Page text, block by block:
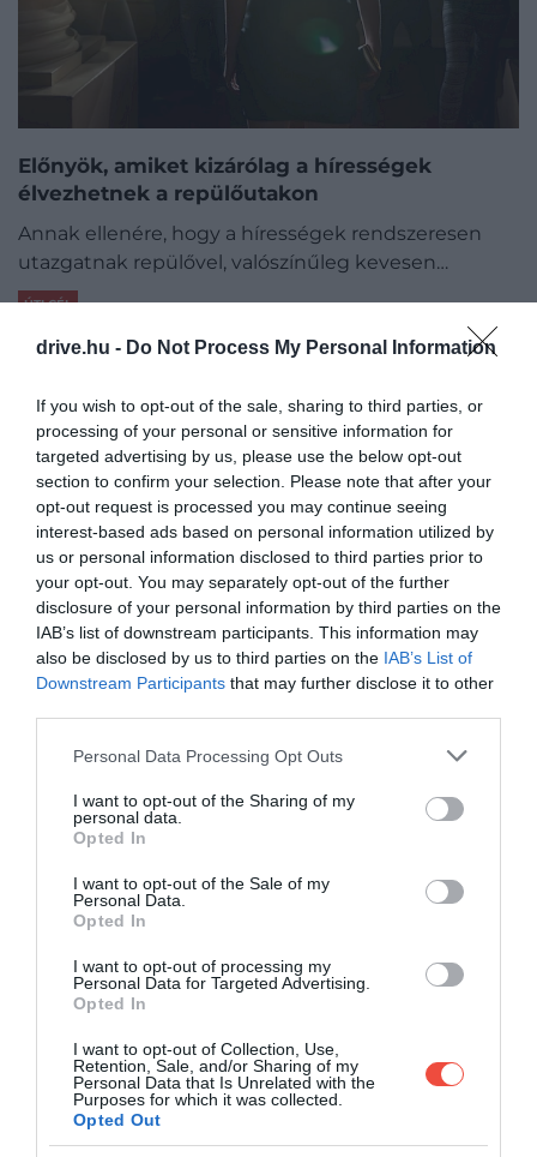
drive.hu - Do Not Process My Personal Information
If you wish to opt-out of the sale, sharing to third parties, or
processing of your personal or sensitive information for
targeted advertising by us, please use the below opt-out
section to confirm your selection. Please note that after your
opt-out request is processed you may continue seeing
interest-based ads based on personal information utilized by
us or personal information disclosed to third parties prior to
your opt-out. You may separately opt-out of the further
disclosure of your personal information by third parties on the
IAB’s list of downstream participants. This information may
also be disclosed by us to third parties on the IAB’s List of
Downstream Participants that may further disclose it to other
Please note that this website/app uses one or more Google
not limited to your visit or usage behaviour. You may click to
grant or deny consent to Google and its third-party tags to
use your data for below specified purposes in below Google
consent section.
Personal Data Processing Opt Outs
I want to opt-out of the Sharing of my
personal data.
Opted In
I want to opt-out of the Sale of my
Personal Data.
Opted In
I want to opt-out of processing my
Personal Data for Targeted Advertising.
Opted In
I want to opt-out of Collection, Use,
Retention, Sale, and/or Sharing of my
Personal Data that Is Unrelated with the
Purposes for which it was collected.
Opted Out
Előnyök, amiket kizárólag a hírességek
élvezhetnek a repülőutakon
Annak ellenére, hogy a hírességek rendszeresen
utazgatnak repülővel, valószínűleg kevesen…
ÚTI CÉL
8 udvariatlanság a repülőn, amitől a légiutas-